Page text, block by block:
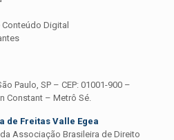
Digital
Paulo, SP – CEP: 01001-900 –
Constant – Metrô Sé.
de Freitas Valle Egea
Associação Brasileira de Direito